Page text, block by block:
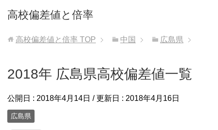
高校偏差値と倍率
高校偏差値と倍率 TOP 中国 広島県
2018年 広島県高校偏差値一覧
公開日 : 2018年4月14日 / 更新日 : 2018年4月16日
広島県